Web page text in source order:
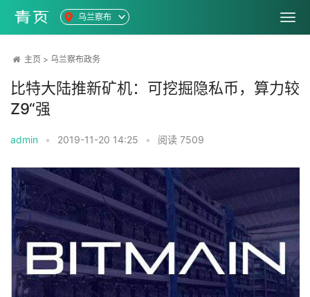
乌兰察布
主页 > 乌兰察布政务
比特大陆推新矿机：可挖掘隐私币，算力较
Z9“强
admin • 2019-11-20 14:25 • 阅读 7509